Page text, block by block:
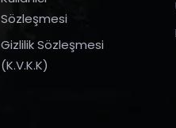
Sözleşmesi
Gizlilik Sözleşmesi
(K.V.K.K)